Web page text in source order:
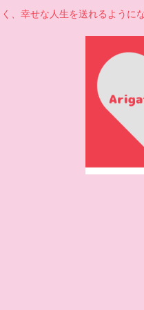
、幸せな人生を送れるように